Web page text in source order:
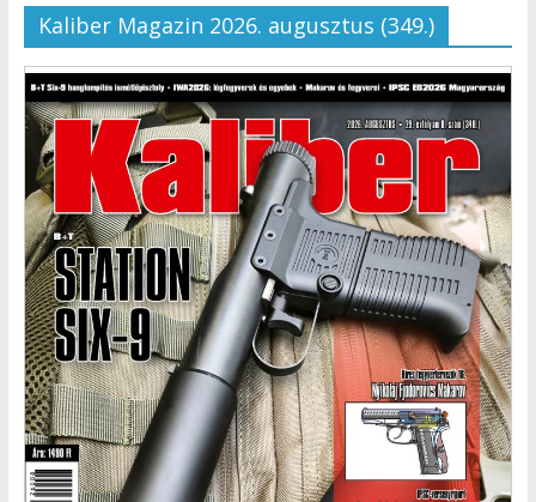
Kaliber Magazin 2026. augusztus (349.)